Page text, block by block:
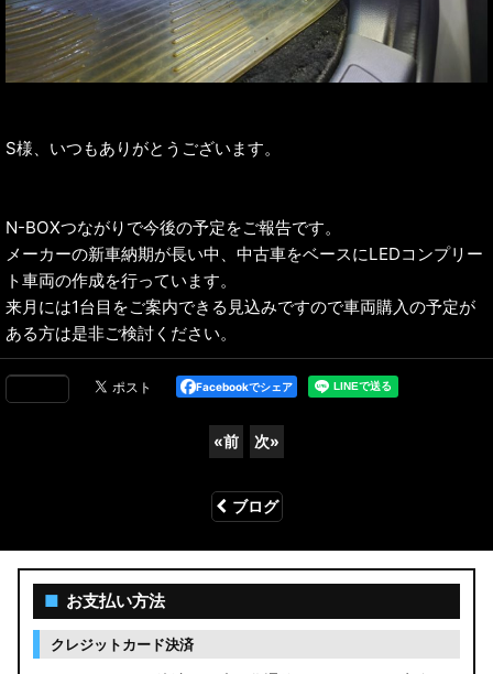
S様、いつもありがとうございます。
N-BOXつながりで今後の予定をご報告です。
メーカーの新車納期が長い中、中古車をベースにLEDコンプリー
ト車両の作成を行っています。
来月には1台目をご案内できる見込みですので車両購入の予定が
ある方は是非ご検討ください。
Facebookでシェア
«前 次»
ブログ
■ お支払い方法
クレジットカード決済